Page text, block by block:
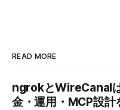
READ MORE
ngrokとWireCanal
金・運用・MCP設計